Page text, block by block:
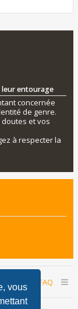
vous
leur entourage
concernée
de genre.
et vos
à respecter la
FAQ